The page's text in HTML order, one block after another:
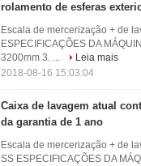
rolamento de esferas
Escala de mercerização + de
ESPECIFICAÇÕES DA
3200mm 3. ...
Leia mais
2018-08-16 15:03:04
Caixa de lavagem atual
da garantia de 1 ano
Escala de mercerização + de
SS ESPECIFICAÇÕES DA